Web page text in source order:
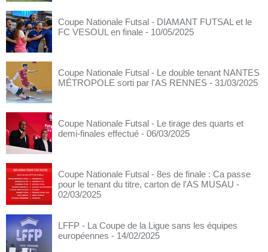
Coupe Nationale Futsal - DIAMANT FUTSAL et le
FC VESOUL en finale - 10/05/2025
Coupe Nationale Futsal - Le double tenant NANTES
MÉTROPOLE sorti par l'AS RENNES - 31/03/2025
Coupe Nationale Futsal - Le tirage des quarts et
demi-finales effectué - 06/03/2025
Coupe Nationale Futsal - 8es de finale : Ca passe
pour le tenant du titre, carton de l'AS MUSAU -
02/03/2025
LFFP - La Coupe de la Ligue sans les équipes
européennes - 14/02/2025